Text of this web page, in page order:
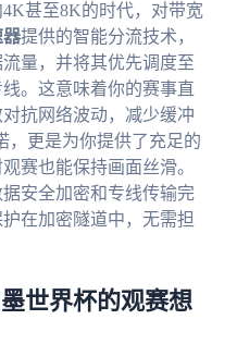
甚至8K的时代，对带宽
提供的智能分流技术，
量，并将其优先调度至
。这意味着你的赛事直
抗网络波动，减少缓冲
，更是为你提供了充足的
赛也能保持画面丝滑。
安全加密和专线传输完
在加密隧道中，无需担
世界杯的观赛想